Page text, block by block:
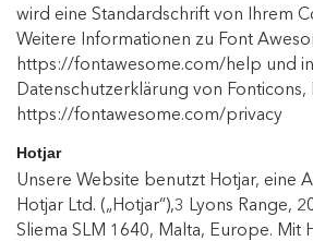
wird eine Standardschrift von Ihrem
Weitere Informationen zu Font
https://fontawesome.com/help und
Datenschutzerklärung von Fonticons,
https://fontawesome.com/privacy
Hotjar
Unsere Website benutzt Hotjar, eine
Hotjar Ltd. („Hotjar“),3 Lyons Range,
Sliema SLM 1640, Malta, Europe. Mit